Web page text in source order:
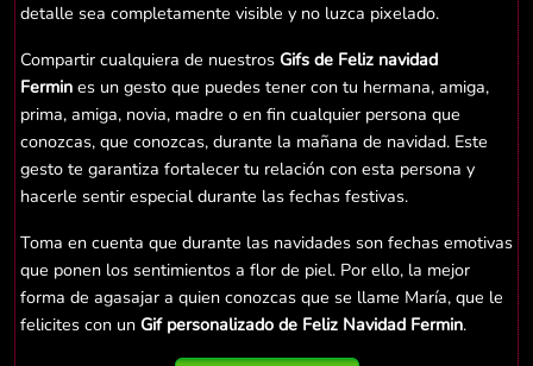
detalle sea completamente visible y no luzca pixelado.
Compartir cualquiera de nuestros Gifs de Feliz navidad
Fermin es un gesto que puedes tener con tu hermana, amiga,
prima, amiga, novia, madre o en fin cualquier persona que
conozcas, que conozcas, durante la mañana de navidad. Este
gesto te garantiza fortalecer tu relación con esta persona y
hacerle sentir especial durante las fechas festivas.
Toma en cuenta que durante las navidades son fechas emotivas
que ponen los sentimientos a flor de piel. Por ello, la mejor
forma de agasajar a quien conozcas que se llame María, que le
felicites con un Gif personalizado de Feliz Navidad Fermin.